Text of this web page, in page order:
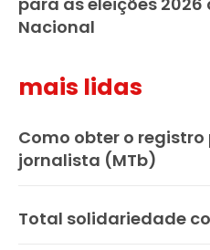
Nacional
mais lidas
Como obter o
jornalista (MTb)
Total solidariedade